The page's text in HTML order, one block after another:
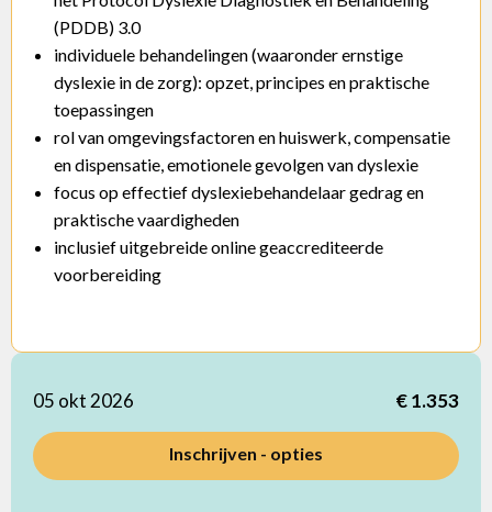
(PDDB) 3.0
individuele behandelingen (waaronder ernstige
dyslexie in de zorg): opzet, principes en praktische
toepassingen
rol van omgevingsfactoren en huiswerk, compensatie
en dispensatie, emotionele gevolgen van dyslexie
focus op effectief dyslexiebehandelaar gedrag en
praktische vaardigheden
inclusief uitgebreide online geaccrediteerde
voorbereiding
05 okt 2026 € 1.353
Inschrijven - opties